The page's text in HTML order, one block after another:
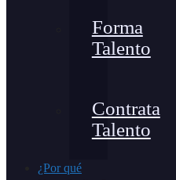
Forma
Talento
Contrata
Talento
¿Por qué